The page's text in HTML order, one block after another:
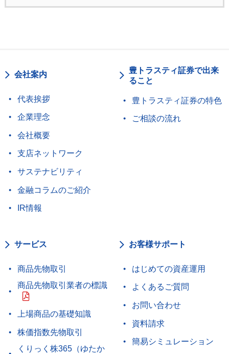
会社案内
代表挨拶
企業理念
会社概要
支店ネットワーク
サステナビリティ
金融コラムのご紹介
IR情報
豊トラスティ証券で出来
ること
豊トラスティ証券の特色
ご相談の流れ
サービス
商品先物取引
商品先物取引業者の標識
上場商品の基礎知識
株価指数先物取引
くりっく株365（ゆたか
お客様サポート
はじめての資産運用
よくあるご質問
お問い合わせ
資料請求
簡易シミュレーション